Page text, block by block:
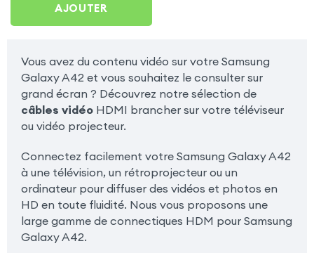
AJOUTER
Vous avez du contenu vidéo sur votre Samsung
Galaxy A42 et vous souhaitez le consulter sur
grand écran ? Découvrez notre sélection de
câbles vidéoHDMI brancher sur votre téléviseur
ou vidéo projecteur.
Connectez facilement votre Samsung Galaxy A42
à une télévision, un rétroprojecteur ou un
ordinateur pour diffuser des vidéos et photos en
HD en toute fluidité. Nous vous proposons une
large gamme de connectiques HDM pour Samsung
Galaxy A42.